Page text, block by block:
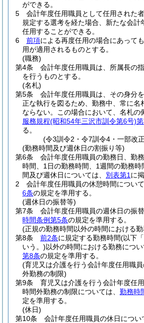
ができる。
5
会計年度任用職員として任用された者
規定する選考を経た場合、新たな会計
任用することができる。
6
前項による再度任用の場合にあっても
用が適用されるものとする。
(職務)
第4条
会計年度任用職員は、所属長の
を行うものとする。
(名札)
第5条
会計年度任用職員は、その身分
正な執行を図るため、勤務中、常に名
ならない。
この場合において、名札の
服務規程(昭和54年三沢市訓令第6号)
る。
(令3訓令2・令7訓令4・一部改
(勤務時間及び週休日の割振り等)
第6条
会計年度任用職員の勤務日、勤
時間、1日の勤務時間、1週間の勤務
間及び週休日については、 別表第1 に
2
会計年度任用職員の休憩時間について
6条の規定を準用する。
(週休日の振替等)
第7条
会計年度任用職員の週休日の振
時間条例第5条の規定を準用する。
(正規の勤務時間以外の時間における
第8条
前2条に規定する勤務時間(以下
いう。)以外の時間における勤務につい
第8条の規定を準用する。
(育児又は介護を行う会計年度任用職
外勤務の制限)
第9条
育児又は介護を行う会計年度任
時間外勤務の制限については、 勤務時
定を準用する。
(休日)
第10条
会計年度任用職員の休日につい